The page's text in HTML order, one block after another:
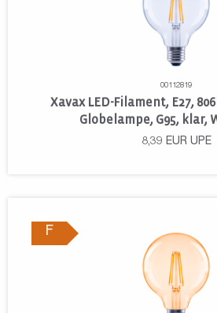
00112819
Xavax LED-Filament, E27,
Globelampe, G95, klar,
8,39 EUR UPE
F